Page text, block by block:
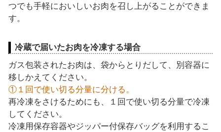
つでも手軽においしいお肉を召し上がることができま
す。
冷蔵で届いたお肉を冷凍する場合
ガス包装されたお肉は、袋からとりだして、別容器に
移しかえてください。
①１回で使い切る分量に分ける。
再冷凍をさけるためにも、１回で使い切る分量で冷凍
してください。
冷凍用保存容器やジッパー付保存バッグを利用するこ